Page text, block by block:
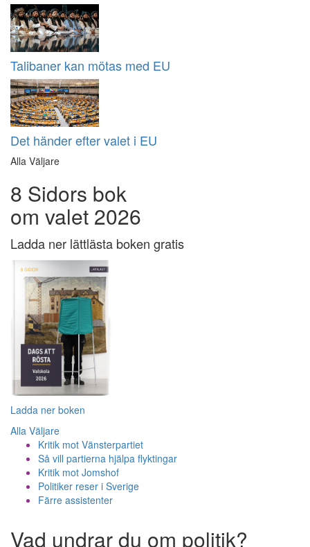
Talibaner kan mötas med EU
Det händer efter valet i EU
Alla Väljare
8 Sidors bok
om valet 2026
Ladda ner lättlästa boken gratis
Ladda ner boken
Alla Väljare
Kritik mot Vänsterpartiet
Så vill partierna hjälpa flyktingar
Kritik mot Jomshof
Politiker reser i Sverige
Färre assistenter
Vad undrar du om politik?